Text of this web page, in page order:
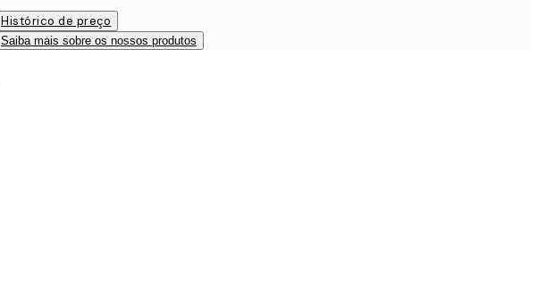
Histórico de preço
Saiba mais sobre os nossos produtos